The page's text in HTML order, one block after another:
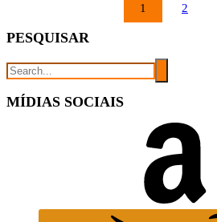
POSTS
1 2
PESQUISAR
MÍDIAS SOCIAIS